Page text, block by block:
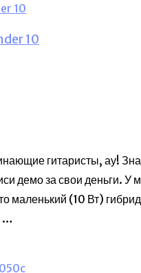
10
гитаристы, ау!
демо за свои деньги.
маленький (10 Вт)
…